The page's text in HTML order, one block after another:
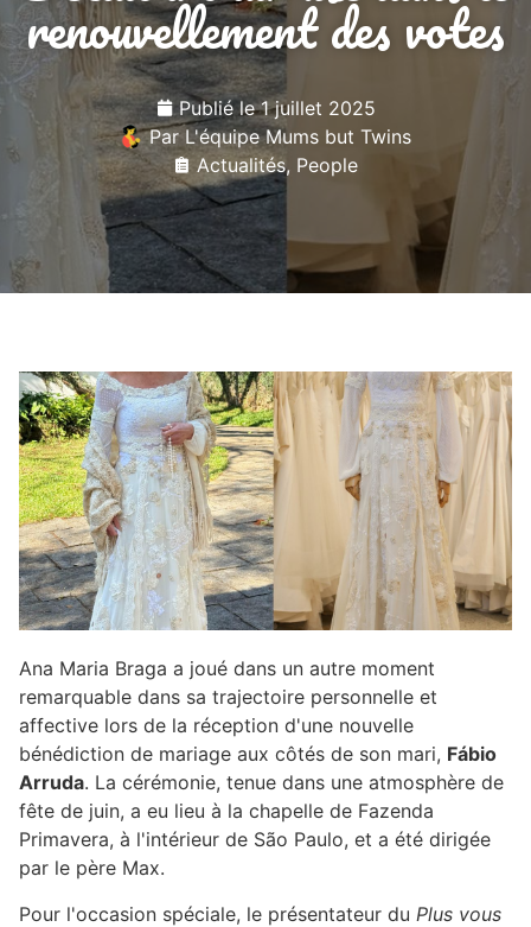
renouvellement des votes
Publié le1 juillet 2025
ParL'équipe Mums but Twins
Actualités, People
Ana Maria Braga a joué dans un autre moment
remarquable dans sa trajectoire personnelle et
affective lors de la réception d'une nouvelle
bénédiction de mariage aux côtés de son mari, Fábio
Arruda. La cérémonie, tenue dans une atmosphère de
fête de juin, a eu lieu à la chapelle de Fazenda
Primavera, à l'intérieur de São Paulo, et a été dirigée
par le père Max.
Pour l'occasion spéciale, le présentateur du Plus vous